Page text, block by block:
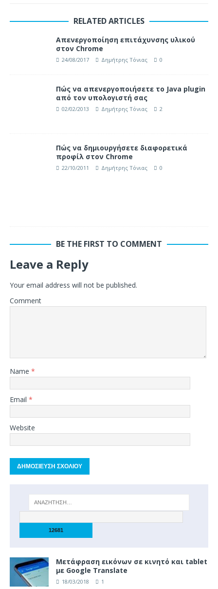
RELATED ARTICLES
Απενεργοποίηση επιτάχυνσης υλικού
στον Chrome
24/08/2017 Δημήτρης Τόνιας 0
Πώς να απενεργοποιήσετε το Java plugin
από τον υπολογιστή σας
02/02/2013 Δημήτρης Τόνιας 2
Πώς να δημιουργήσετε διαφορετικά
προφίλ στον Chrome
22/10/2011 Δημήτρης Τόνιας 0
BE THE FIRST TO COMMENT
Leave a Reply
Your email address will not be published.
Comment
Name *
Email *
Website
Μετάφραση εικόνων σε κινητό και tablet
με Google Translate
18/03/2018 1